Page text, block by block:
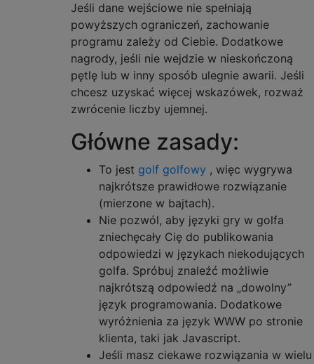
Jeśli dane wejściowe nie spełniają
powyższych ograniczeń, zachowanie
programu zależy od Ciebie. Dodatkowe
nagrody, jeśli nie wejdzie w nieskończoną
pętlę lub w inny sposób ulegnie awarii. Jeśli
chcesz uzyskać więcej wskazówek, rozważ
zwrócenie liczby ujemnej.
Główne zasady:
To jest golf golfowy , więc wygrywa
najkrótsze prawidłowe rozwiązanie
(mierzone w bajtach).
Nie pozwól, aby języki gry w golfa
zniechęcały Cię do publikowania
odpowiedzi w językach niekodujących
golfa. Spróbuj znaleźć możliwie
najkrótszą odpowiedź na „dowolny”
język programowania. Dodatkowe
wyróżnienia za język WWW po stronie
klienta, taki jak Javascript.
Jeśli masz ciekawe rozwiązania w wielu